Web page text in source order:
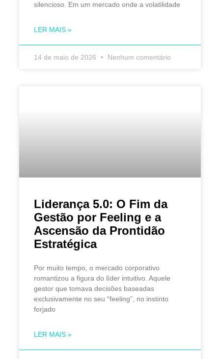
silencioso. Em um mercado onde a volatilidade
LER MAIS »
14 de maio de 2026 Nenhum comentário
Liderança 5.0: O Fim da
Gestão por Feeling e a
Ascensão da Prontidão
Estratégica
Por muito tempo, o mercado corporativo
romantizou a figura do líder intuitivo. Aquele
gestor que tomava decisões baseadas
exclusivamente no seu “feeling”, no instinto
forjado
LER MAIS »